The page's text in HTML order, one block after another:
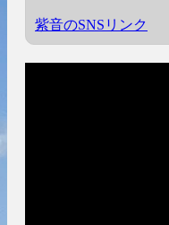
紫音のSNSリンク